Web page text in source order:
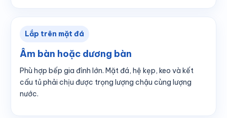
Lắp trên mặt đá
Âm bàn hoặc dương bàn
Phù hợp bếp gia đình lớn. Mặt đá, hệ kẹp, keo và kết
cấu tủ phải chịu được trọng lượng chậu cùng lượng
nước.